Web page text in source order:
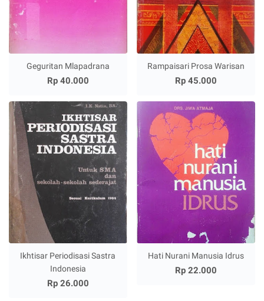
Geguritan Mlapadrana
Rp 40.000
Rampaisari Prosa Warisan
Rp 45.000
Ikhtisar Periodisasi Sastra
Indonesia
Rp 26.000
Hati Nurani Manusia Idrus
Rp 22.000